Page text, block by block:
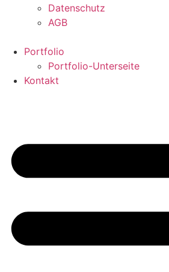
Datenschutz
AGB
Portfolio
Portfolio-Unterseite
Kontakt